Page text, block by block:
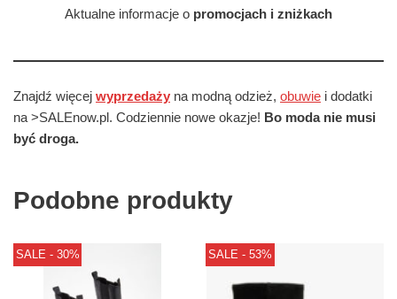
Aktualne informacje o promocjach i zniżkach
Znajdź więcej wyprzedaży na modną odzież, obuwie i dodatki
na >SALEnow.pl. Codziennie nowe okazje! Bo moda nie musi
być droga.
Podobne produkty
SALE - 30% SALE - 53%